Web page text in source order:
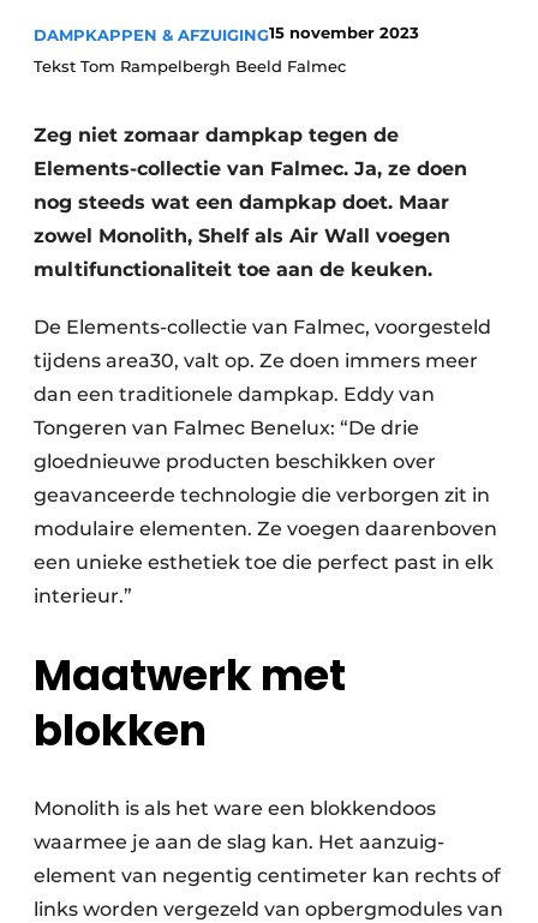
DAMPKAPPEN & AFZUIGING15 november 2023
Tekst Tom Rampelbergh Beeld Falmec
Zeg niet zomaar dampkap tegen de
Elements-collectie van Falmec. Ja, ze doen
nog steeds wat een dampkap doet. Maar
zowel Monolith, Shelf als Air Wall voegen
multifunctionaliteit toe aan de keuken.
De Elements-collectie van Falmec, voor­gesteld
tijdens area30, valt op. Ze doen immers meer
dan een traditionele dampkap. Eddy van
Tongeren van Falmec Benelux: “De drie
gloednieuwe producten beschikken over
geavanceerde technologie die verborgen zit in
modulaire elementen. Ze voegen daaren­boven
een unieke esthetiek toe die perfect past in elk
interieur.”
Maatwerk met
blokken
Monolith is als het ware een blokkendoos
waarmee je aan de slag kan. Het aanzuig­
element van negentig centimeter kan rechts of
links worden vergezeld van opbergmodules van